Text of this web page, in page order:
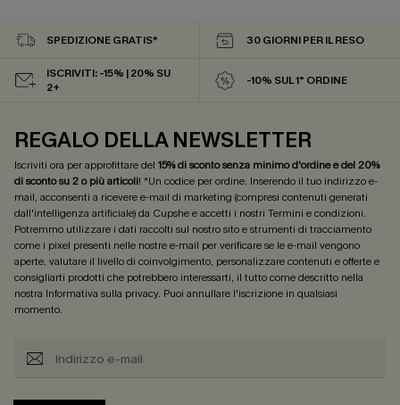
SPEDIZIONE GRATIS* 30 GIORNI PER IL RESO
ISCRIVITI: -15% | 20% SU
2+
-10% SUL 1° ORDINE
REGALO DELLA NEWSLETTER
Iscriviti ora per approfittare del 15% di sconto senza minimo d'ordine e del 20%
di sconto su 2 o più articoli! *Un codice per ordine. Inserendo il tuo indirizzo e-
mail, acconsenti a ricevere e-mail di marketing (compresi contenuti generati
dall'intelligenza artificiale) da Cupshe e accetti i nostri Termini e condizioni.
Potremmo utilizzare i dati raccolti sul nostro sito e strumenti di tracciamento
come i pixel presenti nelle nostre e-mail per verificare se le e-mail vengono
aperte, valutare il livello di coinvolgimento, personalizzare contenuti e offerte e
consigliarti prodotti che potrebbero interessarti, il tutto come descritto nella
nostra Informativa sulla privacy. Puoi annullare l'iscrizione in qualsiasi
momento.